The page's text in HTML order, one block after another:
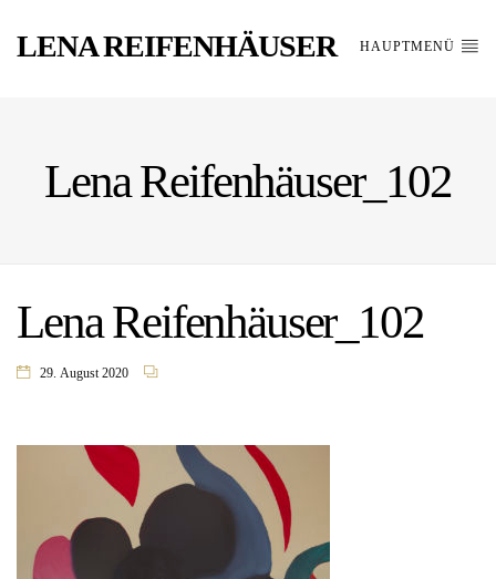
LENA REIFENHÄUSER HAUPTMENÜ
Lena Reifenhäuser_102
Lena Reifenhäuser_102
29. August 2020